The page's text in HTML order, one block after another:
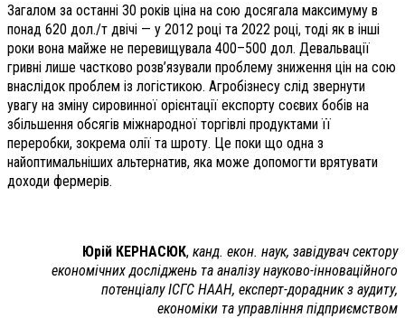
Загалом за останні 30 років ціна на сою досягала максимуму в
понад 620 дол./т двічі — у 2012 році та 2022 році, тоді як в інші
роки вона майже не перевищувала 400–500 дол. Девальвації
гривні лише частково розв’язували проблему зниження цін на сою
внаслідок проблем із логістикою. Агробізнесу слід звернути
увагу на зміну сировинної орієнтації експорту соєвих бобів на
збільшення обсягів міжнародної торгівлі продуктами її
переробки, зокрема олії та шроту. Це поки що одна з
найоптимальніших альтернатив, яка може допомогти врятувати
доходи фермерів.
Юрій КЕРНАСЮК, канд. екон. наук, завідувач сектору
економічних досліджень та аналізу науково-інноваційного
потенціалу ІСГС НААН, експерт-дорадник з аудиту,
економіки та управління підприємством